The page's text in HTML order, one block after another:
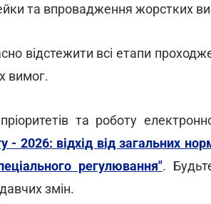
та впровадження жорстких
відстежити всі етапи
вимог.
та роботу
2026: відхід від загальних
регулювання".
змін.